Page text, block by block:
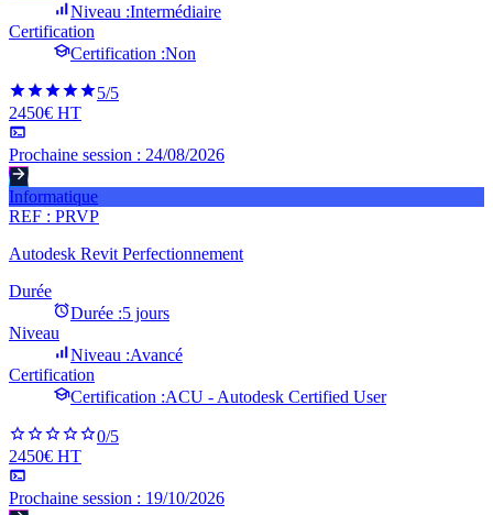
Niveau :Intermédiaire
Certification
Certification :Non
5/5
2450€ HT
Prochaine session : 24/08/2026
Informatique
REF : PRVP
Autodesk Revit Perfectionnement
Durée
Durée :5 jours
Niveau
Niveau :Avancé
Certification
Certification :ACU - Autodesk Certified User
0/5
2450€ HT
Prochaine session : 19/10/2026